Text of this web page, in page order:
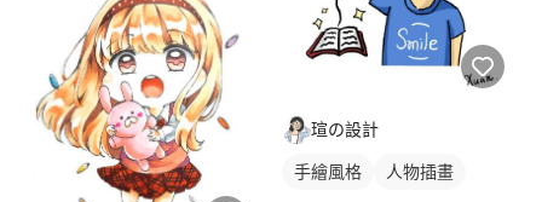
瑄の設計
手繪風格 人物插畫